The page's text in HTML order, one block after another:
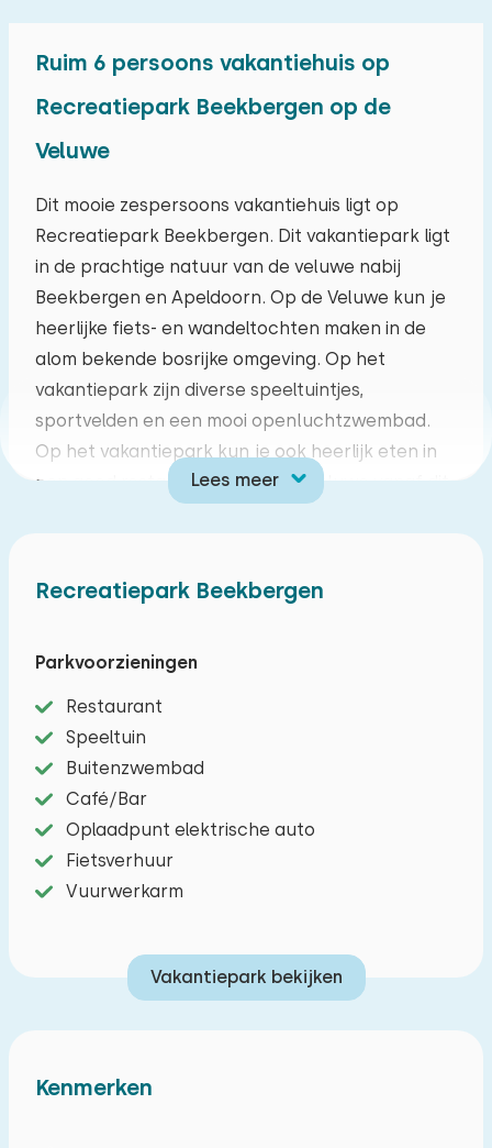
Ruim 6 persoons vakantiehuis op
Recreatiepark Beekbergen op de
Veluwe
Dit mooie zespersoons vakantiehuis ligt op
Recreatiepark Beekbergen. Dit vakantiepark ligt
in de prachtige natuur van de veluwe nabij
Beekbergen en Apeldoorn. Op de Veluwe kun je
heerlijke fiets- en wandeltochten maken in de
alom bekende bosrijke omgeving. Op het
vakantiepark zijn diverse speeltuintjes,
sportvelden en een mooi openluchtzwembad.
Op het vakantiepark kun je ook heerlijk eten in
een goed restaurant. Ervaar de Veluwe vanaf dit
voorzien van TV en een eethoek. De open
kookstel, Nespresso koffiezetapparaat,
diepvries. Er zijn drie slaapkamers, waarvan twee
met twee éénpersoonsbedden. De derde
slaapkamer heeft een stapelbed. De badkamer
heeft een douche, wastafel en een toilet.
Heerlijke tuin met tuinmeubilair. Er is
parkeergelegenheid voor één auto bij het
vakantiehuis.
beschikbaarheid (tegen betaling):
Huisdiervrij
Lees meer
ma di wo do vr za
27 28 29 30 31 01 02
03 04 05 06 07 08 09
10 11 12 13 14 15
17 18 19 20 21 22 23
Kenmerken
Recreatiepark Beekbergen
Parkvoorzieningen
Restaurant
Speeltuin
Buitenzwembad
Café/Bar
Oplaadpunt elektrische auto
Fietsverhuur
Vuurwerkarm
Vakantiepark bekijken